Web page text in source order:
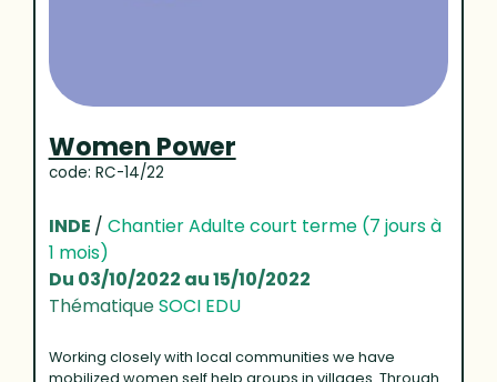
Women Power
code: RC-14/22
INDE / Chantier Adulte court terme (7 jours à
1 mois)
Du 03/10/2022 au 15/10/2022
ThématiqueSOCI EDU
Working closely with local communities we have